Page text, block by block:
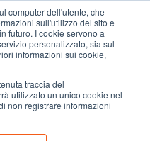
computer dell'utente, che
sull'utilizzo del sito e
futuro. I cookie servono a
personalizzato, sia sul
informazioni sui cookie,
traccia del
utilizzato un unico cookie nel
non registrare informazioni
devono essere indicati
sede di checkout